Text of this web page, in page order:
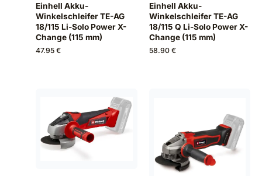
Einhell Akku-
Winkelschleifer TE-AG
18/115 Li-Solo Power X-
Change (115 mm)
47.95 €
Einhell Akku-
Winkelschleifer TE-AG
18/115 Q Li-Solo Power X-
Change (115 mm)
58.90 €